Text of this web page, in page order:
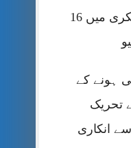
سے ہنگامی کال پر چکری میں 16
ہونے کے
تحریک
انکاری